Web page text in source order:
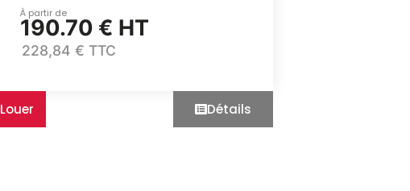
À partir de
190.70 € HT
228,84 € TTC
Louer Détails